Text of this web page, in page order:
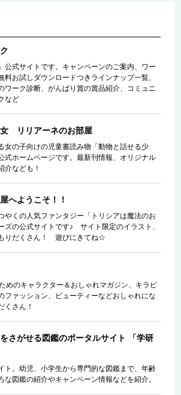
公式サイトです。キャンペーンのご案内、ワー
料お試しダウンロードつきラインナップ一覧、
ワーク診断、がんばり賞の賞品紹介、コミュニ
など
リリアーネのお部屋
女の子向けの児童書読み物「動物と話せる少
ホームページです。最新刊情報、オリジナル
介なども！
へようこそ！！
やくの人気ファンタジー「トリシアは魔法のお
ズの公式サイトです♪ サイト限定のイラスト、
りだくさん！ 遊びにきてね☆
めのキャラクター＆おしゃれマガジン、キラピ
ファッション、ビューティーなどおしゃれにな
くさん！
さがせる図鑑のポータルサイト 「学研
ト。幼児、小学生から専門的な図鑑まで、年齢
な図鑑の紹介やキャンペーン情報などを紹介。